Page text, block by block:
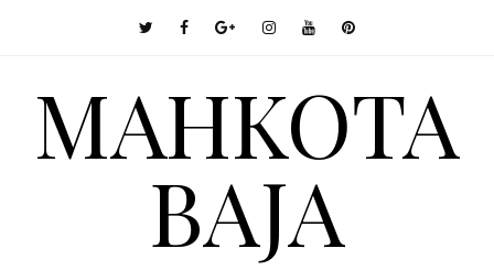
MAHKOTA
BAJA